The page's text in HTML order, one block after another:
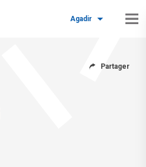
Agadir
Partager